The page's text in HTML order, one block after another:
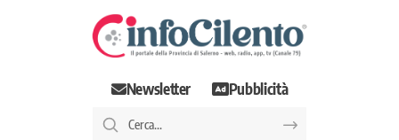
Newsletter Pubblicità